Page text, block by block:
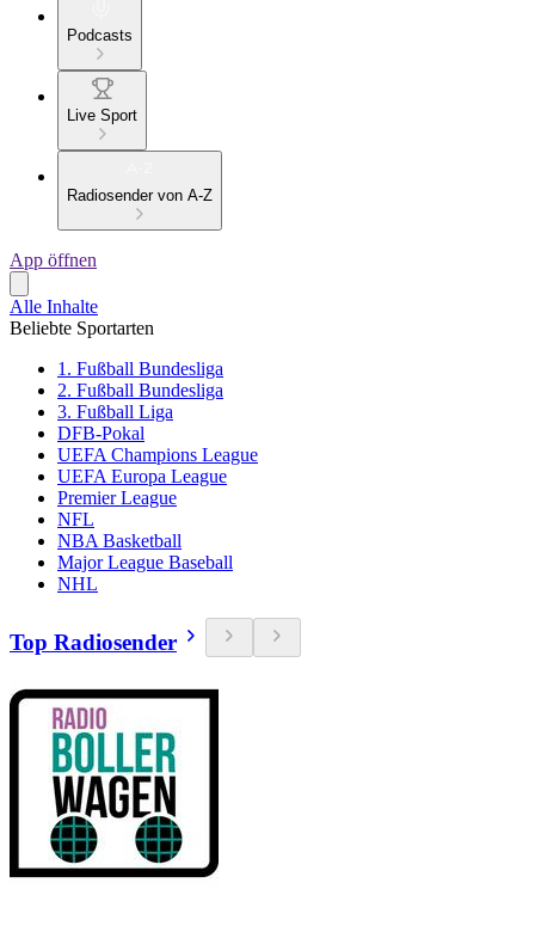
Podcasts
Live Sport
Radiosender von A-Z
App öffnen
Alle Inhalte
Beliebte Sportarten
1. Fußball Bundesliga
2. Fußball Bundesliga
3. Fußball Liga
DFB-Pokal
UEFA Champions League
UEFA Europa League
Premier League
NFL
NBA Basketball
Major League Baseball
NHL
Top Radiosender